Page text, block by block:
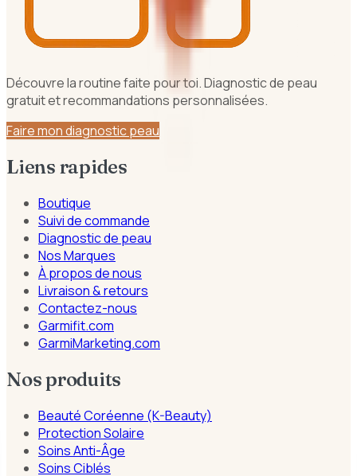
Découvre la routine faite pour toi. Diagnostic de peau
gratuit et recommandations personnalisées.
Faire mon diagnostic peau
Liens rapides
Boutique
Suivi de commande
Diagnostic de peau
Nos Marques
À propos de nous
Livraison & retours
Contactez-nous
Garmifit.com
GarmiMarketing.com
Nos produits
Beauté Coréenne (K-Beauty)
Protection Solaire
Soins Anti-Âge
Soins Ciblés